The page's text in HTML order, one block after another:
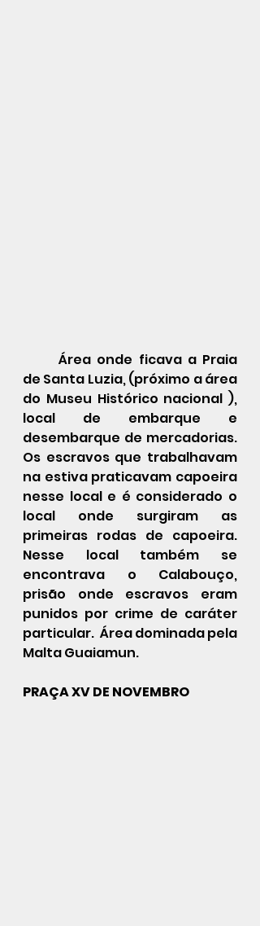
	Área onde ficava a Praia
de Santa Luzia, (próximo a área
do Museu Histórico nacional ),
local de embarque e
desembarque de mercadorias.
Os escravos que trabalhavam
na estiva praticavam capoeira
nesse local e é considerado o
local onde surgiram as
primeiras rodas de capoeira.
Nesse local também se
encontrava o Calabouço,
prisão onde escravos eram
punidos por crime de caráter
particular.  Área dominada pela
Malta Guaiamun.
PRAÇA XV DE NOVEMBRO